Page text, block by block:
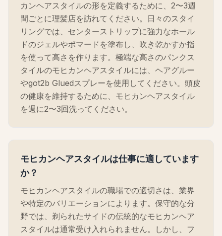
カンヘアスタイルの形を定義するために、2〜3週
間ごとに理髪店を訪れてください。日々のスタイ
リングでは、センターストリップに強力なホール
ドのジェルやポマードを塗布し、吹き乾かすか指
を使って高さを作ります。極端な高さのパンクス
タイルのモヒカンヘアスタイルには、ヘアグルー
やgot2b Gluedスプレーを使用してください。頭皮
の健康を維持するために、モヒカンヘアスタイル
を週に2〜3回洗ってください。
モヒカンヘアスタイルは仕事に適しています
か？
モヒカンヘアスタイルの職場での適切さは、業界
や特定のバリエーションによります。保守的な分
野では、剃られたサイドの伝統的なモヒカンヘア
スタイルは通常受け入れられません。しかし、フ